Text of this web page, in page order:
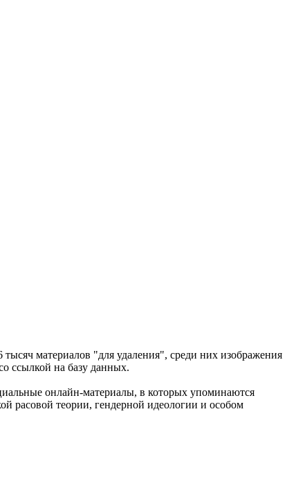
материалов "для удаления", среди них изображения
ссылкой на базу данных.
онлайн-материалы, в которых упоминаются
расовой теории, гендерной идеологии и особом